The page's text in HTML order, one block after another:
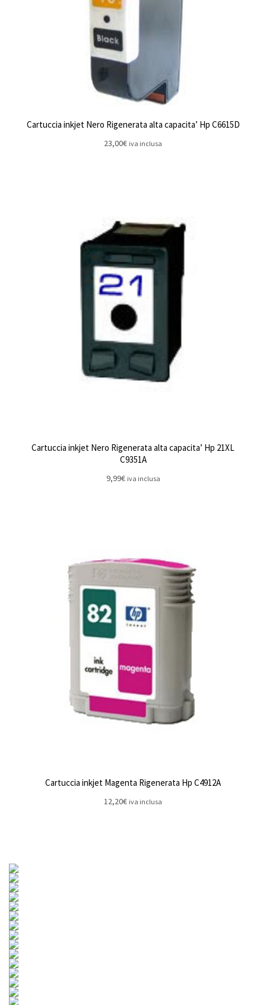
Cartuccia inkjet Nero Rigenerata alta capacita’ Hp C6615D
23,00€ iva inclusa
Cartuccia inkjet Nero Rigenerata alta capacita’ Hp 21XL
C9351A
9,99€ iva inclusa
Cartuccia inkjet Magenta Rigenerata Hp C4912A
12,20€ iva inclusa